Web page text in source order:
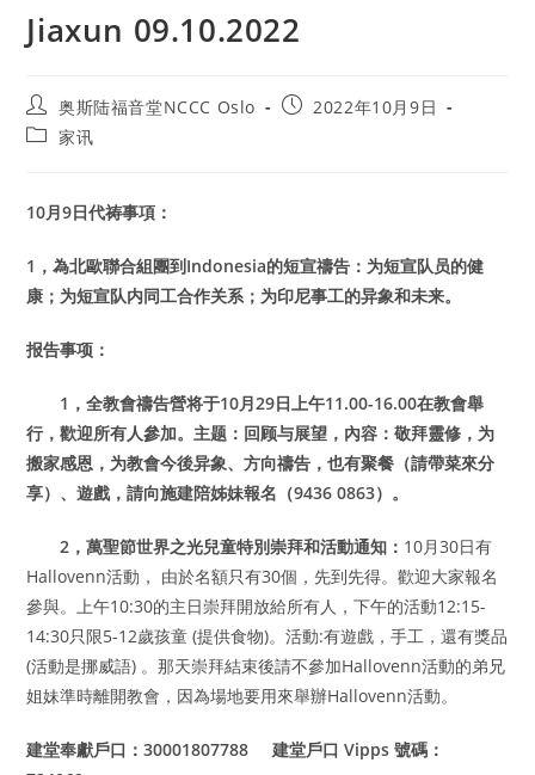
Jiaxun 09.10.2022
Post
author:
奥斯陆福音堂NCCC Oslo
Post2022年10月9日
Post家讯
10月9日代祷事項：
1 ，為北歐聯合組團到Indonesia的短宣禱告： 为短宣队员的健
康；为短宣队内同工合作关系；为印尼事工的异象和未来。
报告事项：
1 ，全教會禱告營将于10月29日上午11.00-16.00在教會舉
行，歡迎所有人參加。主题：回顾与展望，內容：敬拜靈修，为
搬家感恩，为教會今後异象、方向禱告，也有聚餐（請帶菜來分
享）、遊戲，請向施建陪姊妹報名（9436 0863）。
2 ，萬聖節世界之光兒童特別崇拜和活動通知： 10月30日有
Hallovenn活動， 由於名額只有30個，先到先得。歡迎大家報名
參與。上午10:30的主日崇拜開放給所有人，下午的活動12:15-
14:30只限5-12歲孩童 (提供食物)。活動:有遊戲，手工，還有獎品
(活動是挪威語) 。那天崇拜結束後請不參加Hallovenn活動的弟兄
姐妹準時離開教會，因為場地要用來舉辦Hallovenn活動。
建堂奉獻戶口：30001807788 建堂戶口 Vipps 號碼：